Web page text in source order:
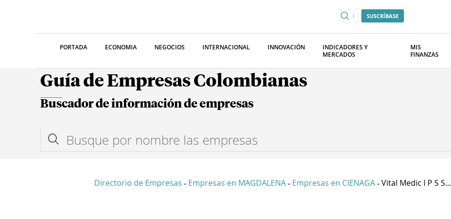
SUSCRÍBASE
PORTADA ECONOMIA NEGOCIOS INTERNACIONAL INNOVACIÓN
INDICADORES Y
MERCADOS
MIS
FINANZAS
Guía de Empresas Colombianas
Buscador de información de empresas
Directorio de Empresas - Empresas en MAGDALENA - Empresas en CIENAGA - Vital Medic I P S S...